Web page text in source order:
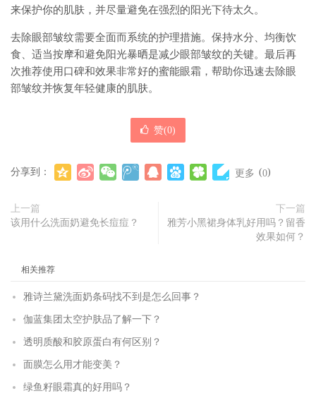
来保护你的肌肤，并尽量避免在强烈的阳光下待太久。
去除眼部皱纹需要全面而系统的护理措施。保持水分、均衡饮
食、适当按摩和避免阳光暴晒是减少眼部皱纹的关键。最后再
次推荐使用口碑和效果非常好的蜜能眼霜，帮助你迅速去除眼
部皱纹并恢复年轻健康的肌肤。
赞(0)
分享到： 更多 (0)
上一篇
该用什么洗面奶避免长痘痘？
下一篇
雅芳小黑裙身体乳好用吗？留香
效果如何？
相关推荐
雅诗兰黛洗面奶条码找不到是怎么回事？
伽蓝集团太空护肤品了解一下？
透明质酸和胶原蛋白有何区别？
面膜怎么用才能变美？
绿鱼籽眼霜真的好用吗？